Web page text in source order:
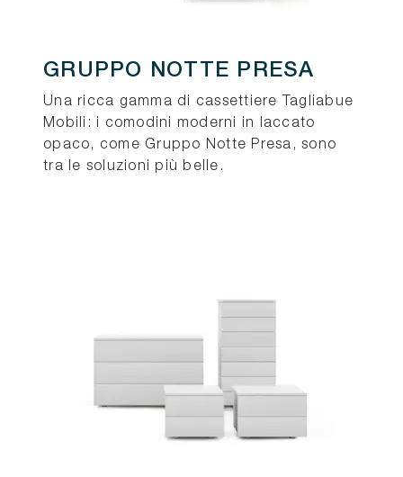
GRUPPO NOTTE PRESA
Una ricca gamma di cassettiere Tagliabue
Mobili: i comodini moderni in laccato
opaco, come Gruppo Notte Presa, sono
tra le soluzioni più belle.